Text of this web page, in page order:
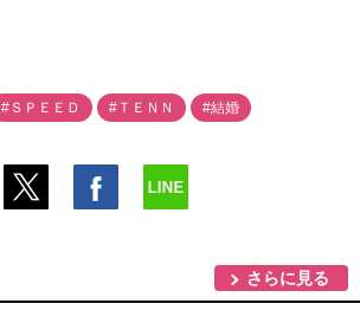
#ＳＰＥＥＤ #ＴＥＮＮ #結婚
さらに見る